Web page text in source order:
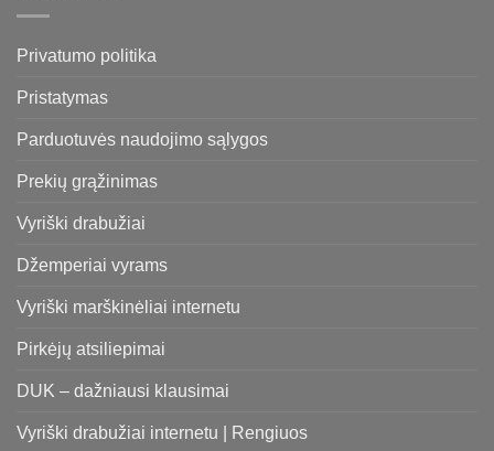
Privatumo politika
Pristatymas
Parduotuvės naudojimo sąlygos
Prekių grąžinimas
Vyriški drabužiai
Džemperiai vyrams
Vyriški marškinėliai internetu
Pirkėjų atsiliepimai
DUK – dažniausi klausimai
Vyriški drabužiai internetu | Rengiuos